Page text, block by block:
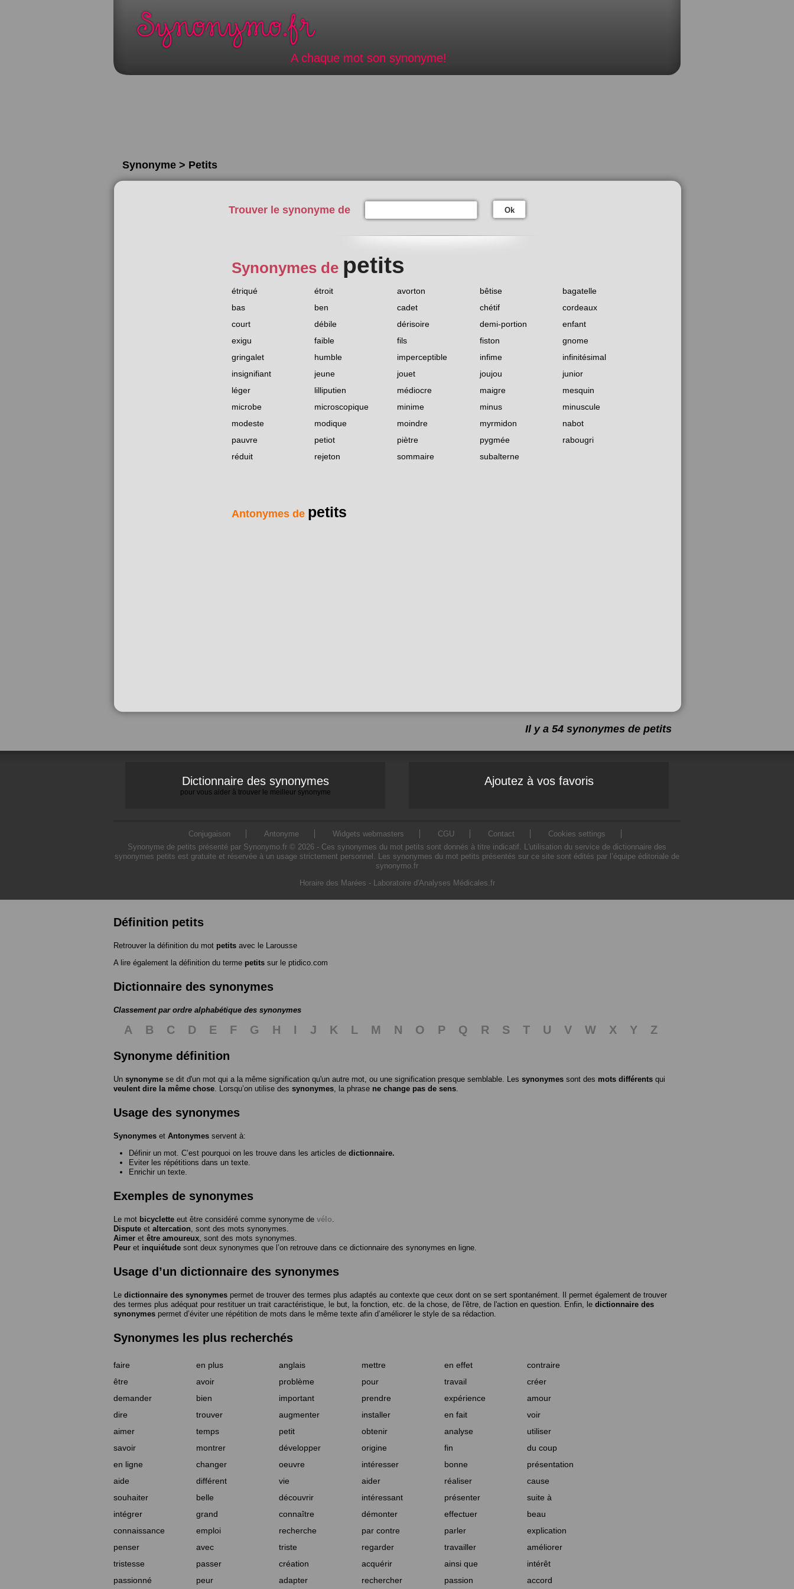
A chaque mot son synonyme!
Synonyme > Petits
Trouver le synonyme de Ok
Synonymes de petits
étriqué étroit avorton bêtise
bagatelle
bas
ben cadet chétif
cordeaux
court
débile dérisoire demi-portion
enfant
exigu
faible fils fiston
gnome
gringalet
humble imperceptible infime
infinitésimal
insignifiant
jeune jouet joujou
junior
léger
lilliputien médiocre maigre
mesquin
microbe
microscopique minime minus
minuscule
modeste
modique moindre myrmidon
nabot
pauvre
petiot piètre pygmée
rabougri
réduit
rejeton sommaire subalterne
Antonymes de petits
Il y a 54 synonymes de petits
Dictionnaire des synonymes
pour vous aider à trouver le meilleur synonyme
Ajoutez à vos favoris
Conjugaison Antonyme Widgets webmasters CGU Contact
Cookies settings
Synonyme de petits présenté par Synonymo.fr © 2026 - Ces synonymes du mot petits sont donnés à titre indicatif. L'utilisation du service de dictionnaire des
synonymes petits est gratuite et réservée à un usage strictement personnel. Les synonymes du mot petits présentés sur ce site sont édités par l’équipe éditoriale de
synonymo.fr
Horaire des Marées - Laboratoire d'Analyses Médicales.fr
Définition petits
Retrouver la définition du mot petits avec le Larousse
A lire également la définition du terme petits sur le ptidico.com
Dictionnaire des synonymes
Classement par ordre alphabétique des synonymes
A B C D E F G H I J K L M N O P Q R S T U V W X Y
Z
Synonyme définition
Un synonyme se dit d'un mot qui a la même signification qu'un autre mot, ou une signification presque semblable. Les synonymes sont des mots différents qui
veulent dire la même chose. Lorsqu’on utilise des synonymes, la phrase ne change pas de sens.
Usage des synonymes
Synonymes et Antonymes servent à:
Définir un mot. C’est pourquoi on les trouve dans les articles de dictionnaire.
Eviter les répétitions dans un texte.
Enrichir un texte.
Exemples de synonymes
Le mot bicyclette eut être considéré comme synonyme de vélo.
Dispute et altercation, sont des mots synonymes.
Aimer et être amoureux, sont des mots synonymes.
Peur et inquiétude sont deux synonymes que l’on retrouve dans ce dictionnaire des synonymes en ligne.
Usage d’un dictionnaire des synonymes
Le dictionnaire des synonymes permet de trouver des termes plus adaptés au contexte que ceux dont on se sert spontanément. Il permet également de trouver
des termes plus adéquat pour restituer un trait caractéristique, le but, la fonction, etc. de la chose, de l'être, de l'action en question. Enfin, le dictionnaire des
synonymes permet d’éviter une répétition de mots dans le même texte afin d’améliorer le style de sa rédaction.
Synonymes les plus recherchés
faire en plus anglais mettre en effet
contraire
être
avoir problème pour travail
créer
demander
bien important prendre expérience
amour
dire
trouver augmenter installer en fait
voir
aimer
temps petit obtenir analyse
utiliser
savoir
montrer développer origine fin
du coup
en ligne
changer oeuvre intéresser bonne
présentation
aide
différent vie aider réaliser
cause
souhaiter
belle découvrir intéressant présenter
suite à
intégrer
grand connaître démonter effectuer
beau
connaissance
emploi recherche par contre parler
explication
penser
avec triste regarder travailler
améliorer
tristesse
passer création acquérir ainsi que
intérêt
passionné
peur adapter rechercher passion accord